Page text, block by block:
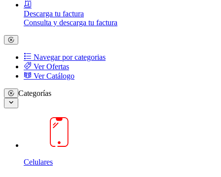
Descarga tu factura
Consulta y descarga tu factura
Navegar por categorias
Ver Ofertas
Ver Catálogo
Categorías
Celulares